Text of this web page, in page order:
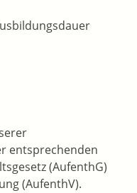
entsprechenden
(AufenthG)
(AufenthV).